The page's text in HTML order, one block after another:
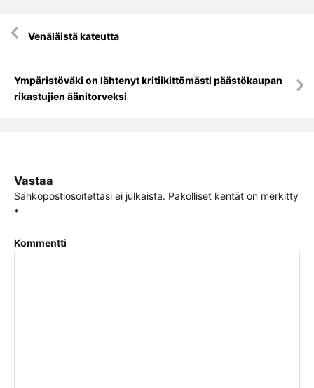
Artikkelien
selausVenäläistä kateutta
Ympäristöväki on lähtenyt kritiikittömästi päästökaupan
rikastujien äänitorveksi
Vastaa
Sähköpostiosoitettasi ei julkaista. Pakolliset kentät on merkitty
*
Kommentti